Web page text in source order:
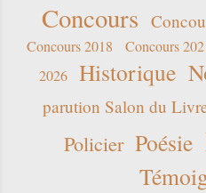
Concours
Concours 2018
Concours
2026
Historique
parution Salon du
Policier Poésie